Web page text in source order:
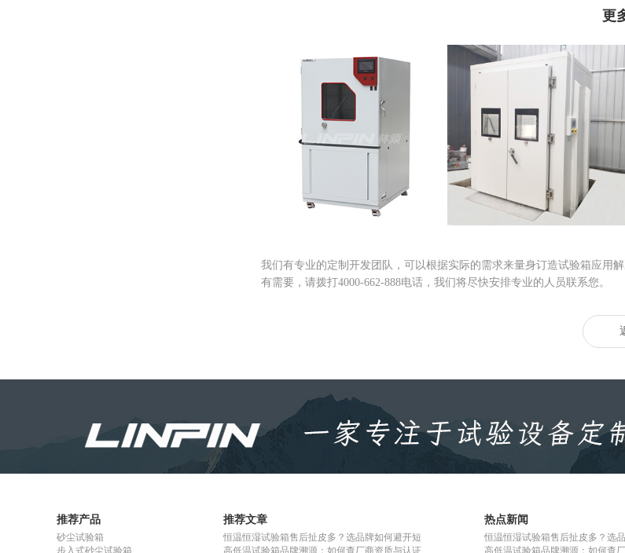
更
砂尘试验箱|沙尘试验箱 步入式砂尘试验箱|大型步
我们有专业的定制开发团队，可以根据实际的需求来量身订造试验箱应用
有需要，请拨打4000-662-888电话，我们将尽快安排专业的人员联系您。
推荐产品
砂尘试验箱
推荐文章
恒温恒湿试验箱售后扯皮多？选品牌如何避开短
热点新闻
恒温恒湿试验箱售后扯皮多？选